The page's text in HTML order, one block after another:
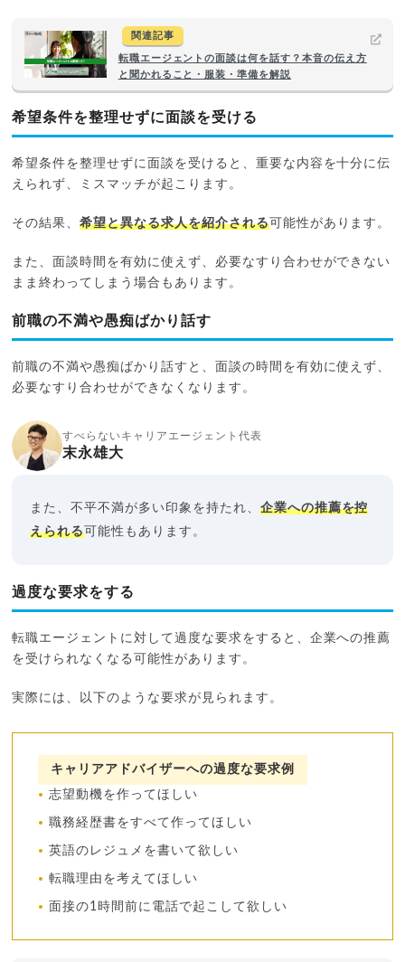
関連記事
転職エージェントの面談は何を話す？本音の伝え方
と聞かれること・服装・準備を解説
希望条件を整理せずに面談を受ける
希望条件を整理せずに面談を受けると、重要な内容を十分に伝
えられず、ミスマッチが起こります。
その結果、希望と異なる求人を紹介される可能性があります。
また、面談時間を有効に使えず、必要なすり合わせができない
まま終わってしまう場合もあります。
前職の不満や愚痴ばかり話す
前職の不満や愚痴ばかり話すと、面談の時間を有効に使えず、
必要なすり合わせができなくなります。
すべらないキャリアエージェント代表
末永雄大
また、不平不満が多い印象を持たれ、 企業への推薦を控
えられる可能性もあります。
過度な要求をする
転職エージェントに対して過度な要求をすると、企業への推薦
を受けられなくなる可能性があります。
実際には、以下のような要求が見られます。
キャリアアドバイザーへの過度な要求例
志望動機を作ってほしい
職務経歴書をすべて作ってほしい
英語のレジュメを書いて欲しい
転職理由を考えてほしい
面接の1時間前に電話で起こして欲しい